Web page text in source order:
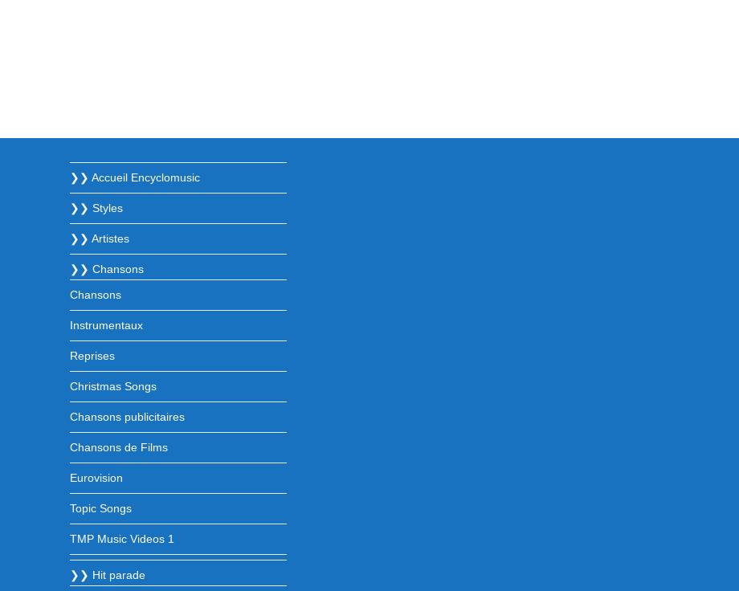
❯❯ Accueil Encyclomusic
❯❯ Styles
❯❯ Artistes
❯❯ Chansons
Chansons
Instrumentaux
Reprises
Christmas Songs
Chansons publicitaires
Chansons de Films
Eurovision
Topic Songs
TMP Music Videos 1
❯❯ Hit parade